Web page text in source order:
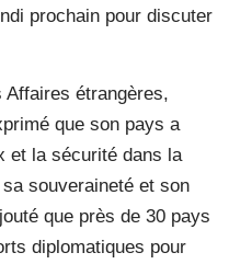
prochain pour discuter
étrangères,
que son pays a
et la sécurité dans la
souveraineté et son
que près de 30 pays
diplomatiques pour